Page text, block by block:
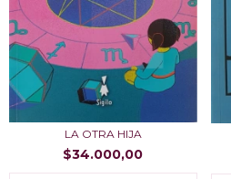
LA OTRA HIJA
$34.000,00